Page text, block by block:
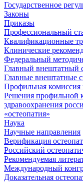
Государственное
Законы
Приказы
Профессиональный
Квалификационные
Клинические
Федеральный
Главный внештатный
Главные внештатные
Профильная комиссия
Решения профильной
здравоохранения
«остеопатия»
Наука
Научные направления
Верификация
Российский
Рекомендуемая
Международный
Доказательная